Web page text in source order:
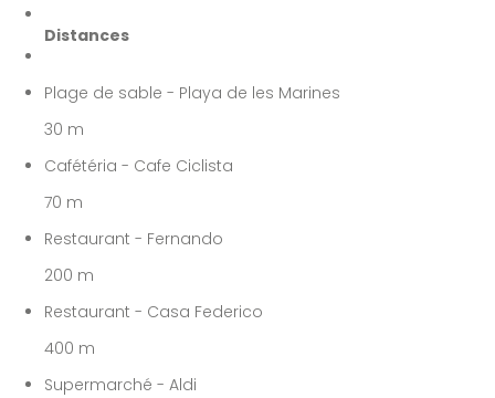
Distances
Plage de sable - Playa de les Marines
30 m
Cafétéria - Cafe Ciclista
70 m
Restaurant - Fernando
200 m
Restaurant - Casa Federico
400 m
Supermarché - Aldi